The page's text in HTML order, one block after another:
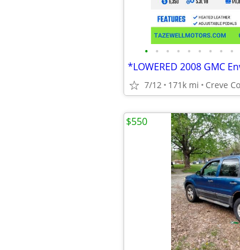
• • • • • • • • •
*LOWERED 2008 GMC
7/12 171k mi Creve
$550